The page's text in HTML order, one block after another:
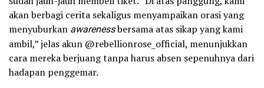
akan berbagi cerita sekaligus menyampaikan orasi yang
menyuburkan awarenessbersama atas sikap yang kami
ambil,” jelas akun @rebellionrose_official, menunjukkan
cara mereka berjuang tanpa harus absen sepenuhnya dari
hadapan penggemar.